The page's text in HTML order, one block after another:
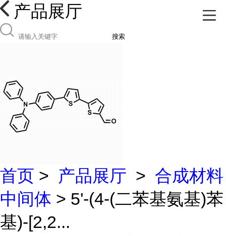
产品展厅
搜索
首页 > 产品展厅 > 合成材料
中间体 > 5'-(4-(二苯基氨基)苯
基)-[2,2...